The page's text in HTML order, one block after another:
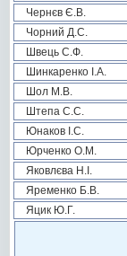
Чернєв Є.В.
Чорний Д.С.
Швець С.Ф.
Шинкаренко І.А.
Шол М.В.
Штепа С.С.
Юнаков І.С.
Юрченко О.М.
Яковлєва Н.І.
Яременко Б.В.
Яцик Ю.Г.